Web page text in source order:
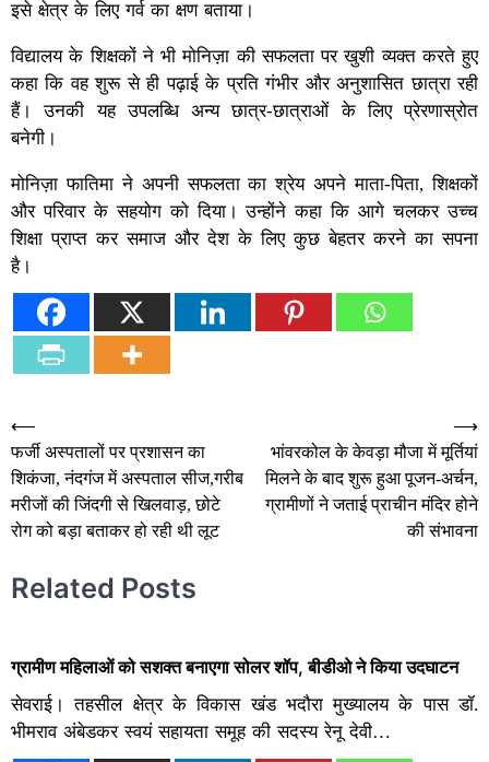
इसे क्षेत्र के लिए गर्व का क्षण बताया।
विद्यालय के शिक्षकों ने भी मोनिज़ा की सफलता पर खुशी व्यक्त करते हुए
कहा कि वह शुरू से ही पढ़ाई के प्रति गंभीर और अनुशासित छात्रा रही
हैं। उनकी यह उपलब्धि अन्य छात्र-छात्राओं के लिए प्रेरणास्रोत
बनेगी।
मोनिज़ा फातिमा ने अपनी सफलता का श्रेय अपने माता-पिता, शिक्षकों
और परिवार के सहयोग को दिया। उन्होंने कहा कि आगे चलकर उच्च
शिक्षा प्राप्त कर समाज और देश के लिए कुछ बेहतर करने का सपना
है।
Post
navigation
⟵
फर्जी अस्पतालों पर प्रशासन का
शिकंजा, नंदगंज में अस्पताल सीज,गरीब
मरीजों की जिंदगी से खिलवाड़, छोटे
रोग को बड़ा बताकर हो रही थी लूट
भांवरकोल के केवड़ा मौजा में मूर्तियां
मिलने के बाद शुरू हुआ पूजन-अर्चन,
ग्रामीणों ने जताई प्राचीन मंदिर होने
की संभावना
⟶
Related Posts
ग्रामीण महिलाओं को सशक्त बनाएगा सोलर शॉप, बीडीओ ने किया उदघाटन
सेवराई। तहसील क्षेत्र के विकास खंड भदौरा मुख्यालय के पास डॉ.
भीमराव अंबेडकर स्वयं सहायता समूह की सदस्य रेनू देवी…